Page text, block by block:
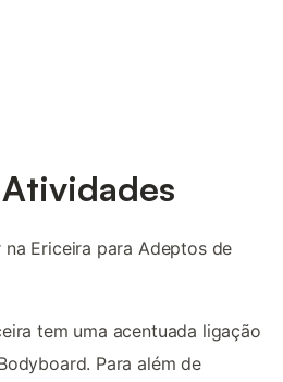
Ericeira para Adeptos de
tem uma acentuada ligação
Para além de